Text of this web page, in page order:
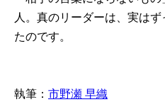
人。真のリーダーは、実は
たのです。
執筆： 市野瀬 早織